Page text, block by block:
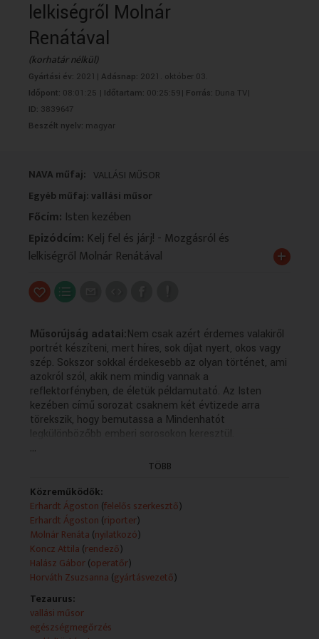
lelkiségről Molnár
Renátával
(korhatár nélkül)
Gyártási év: 2021| Adásnap: 2021. október 03.
Időpont: 08:01:25 | Időtartam: 00:25:59| Forrás: Duna TV|
ID: 3839647
Beszélt nyelv: magyar
NAVA műfaj: VALLÁSI MŰSOR
Egyéb műfaj: vallási műsor
Főcím: Isten kezében
Epizódcím: Kelj fel és járj! - Mozgásról és
lelkiségről Molnár Renátával
+
Műsorújság adatai:Nem csak azért érdemes valakiről
portrét készíteni, mert híres, sok díjat nyert, okos vagy
szép. Sokszor sokkal érdekesebb az olyan történet, ami
azokról szól, akik nem mindig vannak a
reflektorfényben, de életük példamutató. Az Isten
kezében című sorozat csaknem két évtizede arra
törekszik, hogy bemutassa a Mindenhatót
legkülönbözőbb emberi sorosokon keresztül.
A magazin a keresztény értékrend szellemében
morális szempontból elemzi a társadalom, a család
egészét érintő kérdéseket, eseményeket. A keresztény
kultúra értékeit bemutatva hívja fel a figyelmet a vallás
megtartó szerepére. A nézők a határon túli térségek
vallási, egyházi eseményeiről is rendszeresen
tájékozódhatnak.
Technikai leírás:
A műsorszolgáltatói információk (Műsorszolgáltatói
cím, Műsorszolgáltatói ismertető) forrása változó
(teletext, www.mediaklikk.hu).
...
TÖBB
Közreműködők:
Erhardt Ágoston (felelős szerkesztő)
Erhardt Ágoston (riporter)
Molnár Renáta (nyilatkozó)
Koncz Attila (rendező)
Halász Gábor(operatőr)
Horváth Zsuzsanna (gyártásvezető)
Tezaurus:
vallási műsor
egészségmegőrzés